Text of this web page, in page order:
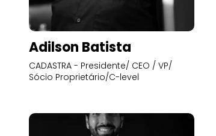
Adilson Batista
CADASTRA - Presidente/ CEO / VP/
Sócio Proprietário/C-level